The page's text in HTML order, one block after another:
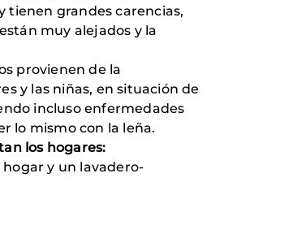
tienen grandes carencias,
muy alejados y la
provienen de la
y las niñas, en situación de
incluso enfermedades
lo mismo con la leña.
los hogares:
y un lavadero-